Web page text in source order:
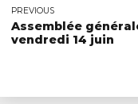
PREVIOUS
Assemblée
vendredi 14 juin